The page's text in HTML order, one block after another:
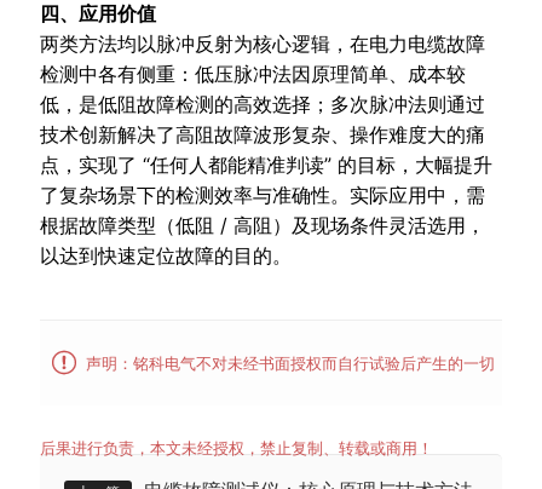
四、应用价值
两类方法均以脉冲反射为核心逻辑，在电力电缆故障
检测中各有侧重：低压脉冲法因原理简单、成本较
低，是低阻故障检测的高效选择；多次脉冲法则通过
技术创新解决了高阻故障波形复杂、操作难度大的痛
点，实现了 “任何人都能精准判读” 的目标，大幅提升
了复杂场景下的检测效率与准确性。实际应用中，需
根据故障类型（低阻 / 高阻）及现场条件灵活选用，
以达到快速定位故障的目的。
 声明：铭科电气不对未经书面授权而自行试验后产生的一切
后果进行负责，本文未经授权，禁止复制、转载或商用！